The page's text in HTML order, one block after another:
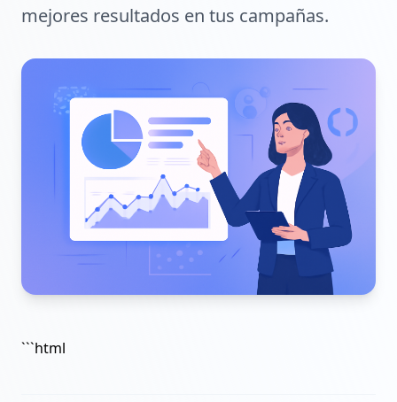
mejores resultados en tus campañas.
```html